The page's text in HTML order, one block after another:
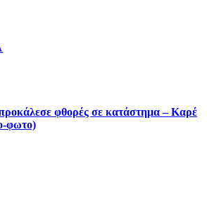
φθορές σε κατάστημα – Καρέ
φωτο)